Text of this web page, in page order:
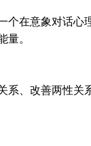
个在意象对话
量。
系、改善两性